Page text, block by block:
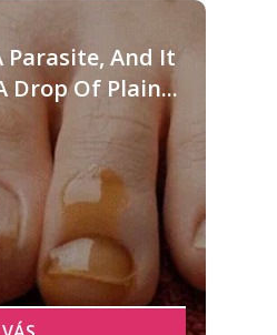
Parasite, And It
Drop Of Plain...